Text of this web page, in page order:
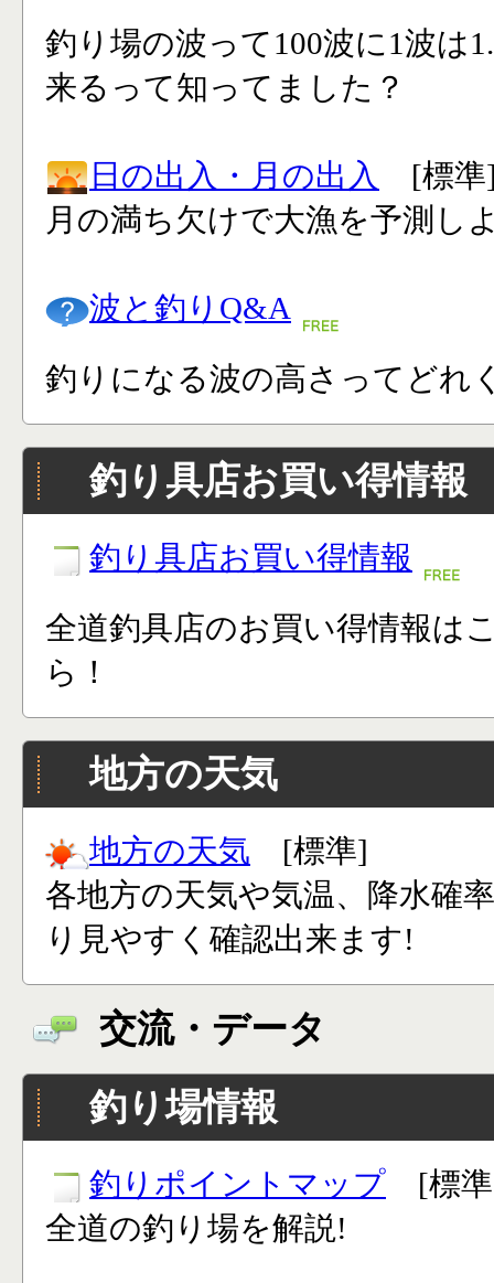
釣り場の波って100波に1波は
来るって知ってました？
日の出入・月の出入
[標準
月の満ち欠けで大漁を予測し
波と釣りQ&A
釣りになる波の高さってどれ
釣り具店お買い得情報
釣り具店お買い得情報
全道釣具店のお買い得情報は
ら！
地方の天気
地方の天気 [標準]
各地方の天気や気温、降水確
り見やすく確認出来ます!
交流・データ
釣り場情報
釣りポイントマップ [標
全道の釣り場を解説!